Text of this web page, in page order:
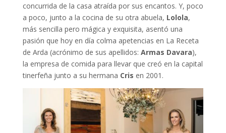
concurrida de la casa atraída por sus encantos. Y, poco
a poco, junto a la cocina de su otra abuela, Lolola,
más sencilla pero mágica y exquisita, asentó una
pasión que hoy en día colma apetencias en La Receta
de Arda (acrónimo de sus apellidos: Armas Davara),
la empresa de comida para llevar que creó en la capital
tinerfeña junto a su hermana Cris en 2001.